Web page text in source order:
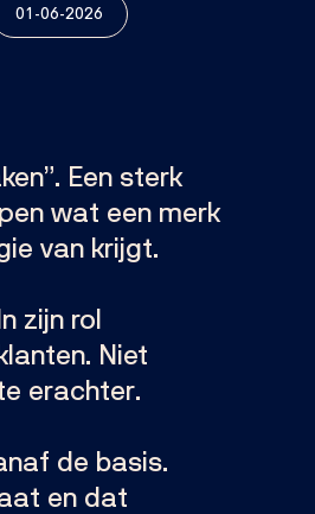
01-06-2026
Een sterk
wat een merk
van krijgt.
zijn rol
Niet
erachter.
de basis.
en dat